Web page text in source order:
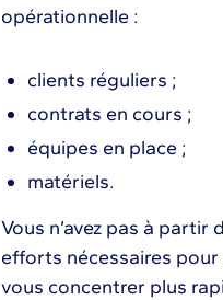
opérationnelle :
clients réguliers ;
contrats en cours ;
équipes en place ;
matériels.
Vous n’avez pas à partir
efforts nécessaires
vous concentrer plus